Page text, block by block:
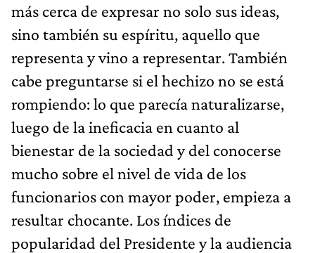
más cerca de expresar no solo sus ideas,
sino también su espíritu, aquello que
representa y vino a representar. También
cabe preguntarse si el hechizo no se está
rompiendo: lo que parecía naturalizarse,
luego de la ineficacia en cuanto al
bienestar de la sociedad y del conocerse
mucho sobre el nivel de vida de los
funcionarios con mayor poder, empieza a
resultar chocante. Los índices de
popularidad del Presidente y la audiencia